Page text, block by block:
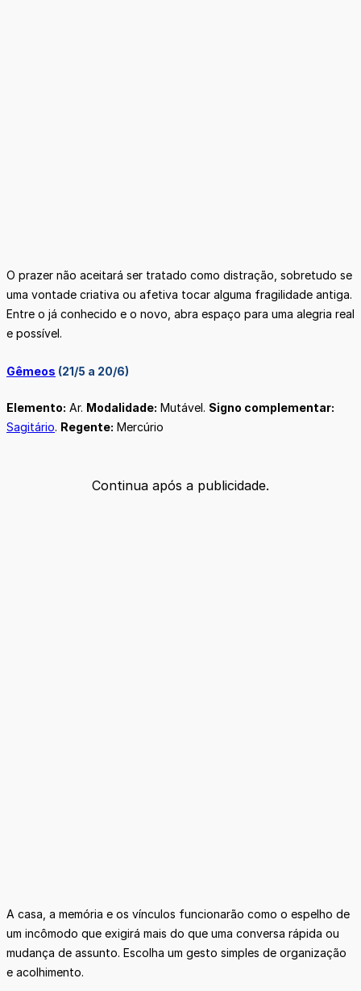
O prazer não aceitará ser tratado como distração, sobretudo se
uma vontade criativa ou afetiva tocar alguma fragilidade antiga.
Entre o já conhecido e o novo, abra espaço para uma alegria real
e possível.
Gêmeos (21/5 a 20/6)
Elemento: Ar. Modalidade: Mutável. Signo complementar:
Sagitário. Regente: Mercúrio
Continua após a publicidade.
A casa, a memória e os vínculos funcionarão como o espelho de
um incômodo que exigirá mais do que uma conversa rápida ou
mudança de assunto. Escolha um gesto simples de organização
e acolhimento.